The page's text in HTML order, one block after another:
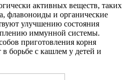
активных веществ, таких
флавоноиды и органические
улучшению состояния
иммунной системы.
приготовления корня
борьбе с кашлем у детей и